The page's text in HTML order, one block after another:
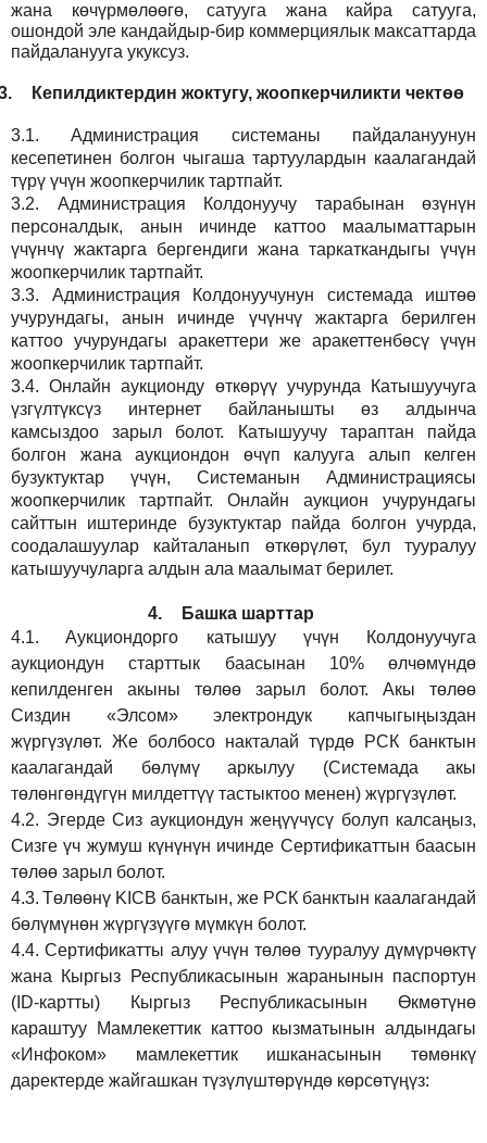
жана көчүрмөлөөгө, сатууга жана кайра сатууга,
ошондой эле кандайдыр-бир коммерциялык максаттарда
пайдаланууга укуксуз.
Кепилдиктердин жоктугу, жоопкерчиликти чектөө
3.1.Администрация системаны пайдалануунун
кесепетинен болгон чыгаша тартуулардын каалагандай
түрү үчүн жоопкерчилик тартпайт.
3.2. Администрация
Колдонуучу тарабынан өзүнүн
персоналдык, анын ичинде каттоо маалыматтарын
үчүнчү жактарга бергендиги жана таркаткандыгы үчүн
жоопкерчилик тартпайт.
3.3. Администрация Колдонуучунун системада иштөө
учурундагы, анын ичинде үчүнчү жактарга берилген
каттоо учурундагы аракеттери же аракеттенбөсү үчүн
жоопкерчилик тартпайт.
3.4.Онлайн аукционду өткөрүү учурунда Катышуучуга
үзгүлтүксүз интернет байланышты өз алдынча
камсыздоозарыл болот.
Катышуучу тараптан пайда
болгон жана аукциондон өчүп калууга алып келген
бузуктуктар үчүн, Системанын Администрациясы
жоопкерчилик тартпайт. Онлайн аукцион учурундагы
сайттын иштеринде бузуктуктар пайда болгон учурда,
соодалашуулар кайталанып өткөрүлөт, бул тууралуу
катышуучуларга алдын ала маалымат берилет.
4.
Башка шарттар
4.1.
Аукциондорго катышуу үчүн Колдонуучуга
аукциондун старттык баасынан 10% өлчөмүндө
кепилденген акыны төлөө зарыл болот. Акы төлөө
Сиздин «Элсом»электрондук капчыгыңыздан
жүргүзүлөт. Же болбосо накталай түрдө РСК банктын
каалагандай бөлүмү аркылуу (Системада акы
төлөнгөндүгүн милдеттүү тастыктоо менен) жүргүзүлөт.
4.2. Эгерде Сиз аукциондун жеңүүчүсү болуп калсаңыз,
Сизге үч жумуш күнүнүн ичинде Сертификаттын баасын
төлөө зарыл болот.
4.3. Төлөөнү KICB банктын, же РСК банктын каалагандай
бөлүмүнөн жүргүзүүгө мүмкүн болот.
4.4.Сертификатты алуу үчүн төлөө тууралуу дүмүрчөктү
жана Кыргыз Республикасынын жаранынын паспортун
(ID-картты) Кыргыз Республикасынын Өкмөтүнө
караштуу Мамлекеттик каттоо кызматынын алдындагы
«Инфоком» мамлекеттик ишканасынын төмөнкү
даректерде жайгашкан түзүлүштөрүндө көрсөтүңүз: